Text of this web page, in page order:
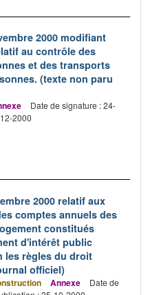
2000 modifiant
au contrôle des
et des transports
(texte non paru
Date de signature : 24-
2000
2000 relatif aux
comptes annuels des
constitués
d'intérêt public
les règles du droit
officiel)
Annexe
Date de